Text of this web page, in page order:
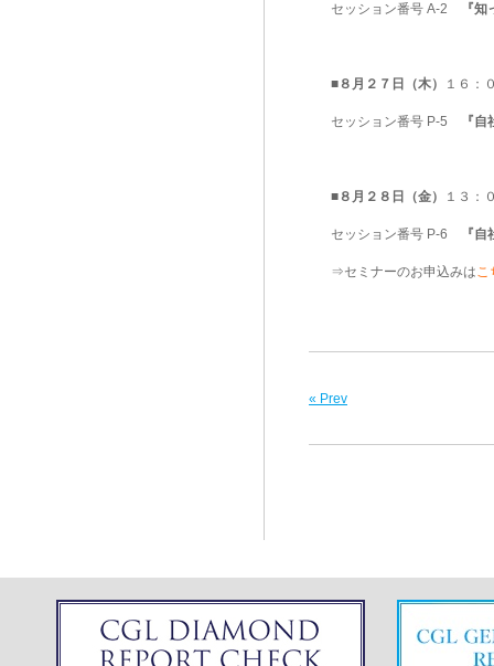
セッション番号 A-2 『
■ ８月２７日（木） １６：
セッション番号 P-5 『
■ ８月２８日（金） １３：
セッション番号 P-6 『
⇒セミナーのお申込みはこ
« Prev